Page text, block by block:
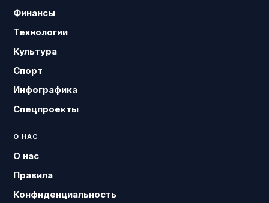
Финансы
Технологии
Культура
Спорт
Инфографика
Спецпроекты
О НАС
О нас
Правила
Конфиденциальность